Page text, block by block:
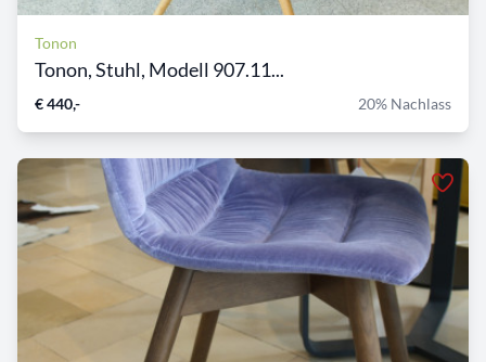
Tonon
Tonon, Stuhl, Modell 907.11...
€ 440,- 20% Nachlass